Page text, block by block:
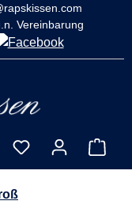
Vereinbarung